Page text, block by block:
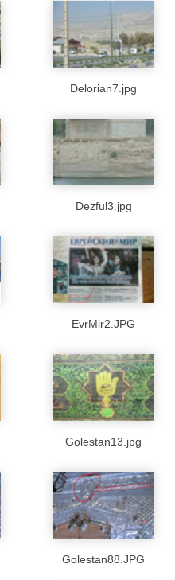
Delorian7.jpg
Dezful3.jpg
EvrMir2.JPG
Golestan13.jpg
Golestan88.JPG